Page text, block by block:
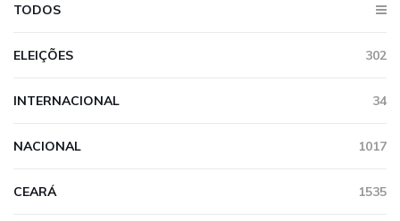
TODOS
ELEIÇÕES 302
INTERNACIONAL 34
NACIONAL 1017
CEARÁ 1535